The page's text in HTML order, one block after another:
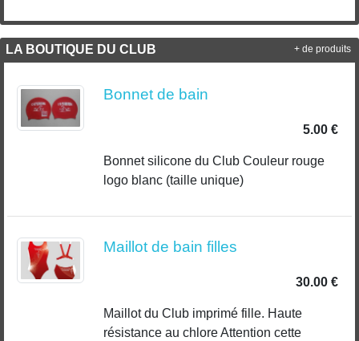
LA BOUTIQUE DU CLUB
Bonnet de bain
5.00 €
Bonnet silicone du Club Couleur rouge
logo blanc (taille unique)
Maillot de bain filles
30.00 €
Maillot du Club imprimé fille. Haute
résistance au chlore Attention cette
+ de produits